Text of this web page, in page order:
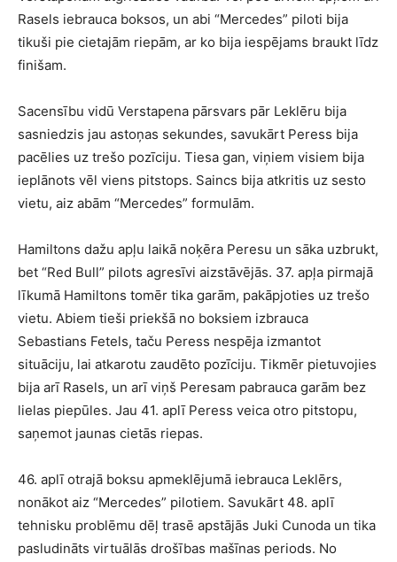
Rasels iebrauca boksos, un abi “Mercedes” piloti bija
tikuši pie cietajām riepām, ar ko bija iespējams braukt līdz
finišam.
Sacensību vidū Verstapena pārsvars pār Leklēru bija
sasniedzis jau astoņas sekundes, savukārt Peress bija
pacēlies uz trešo pozīciju. Tiesa gan, viņiem visiem bija
ieplānots vēl viens pitstops. Saincs bija atkritis uz sesto
vietu, aiz abām “Mercedes” formulām.
Hamiltons dažu apļu laikā noķēra Peresu un sāka uzbrukt,
bet “Red Bull” pilots agresīvi aizstāvējās. 37. apļa pirmajā
līkumā Hamiltons tomēr tika garām, pakāpjoties uz trešo
vietu. Abiem tieši priekšā no boksiem izbrauca
Sebastians Fetels, taču Peress nespēja izmantot
situāciju, lai atkarotu zaudēto pozīciju. Tikmēr pietuvojies
bija arī Rasels, un arī viņš Peresam pabrauca garām bez
lielas piepūles. Jau 41. aplī Peress veica otro pitstopu,
saņemot jaunas cietās riepas.
46. aplī otrajā boksu apmeklējumā iebrauca Leklērs,
nonākot aiz “Mercedes” pilotiem. Savukārt 48. aplī
tehnisku problēmu dēļ trasē apstājās Juki Cunoda un tika
pasludināts virtuālās drošības mašīnas periods. No